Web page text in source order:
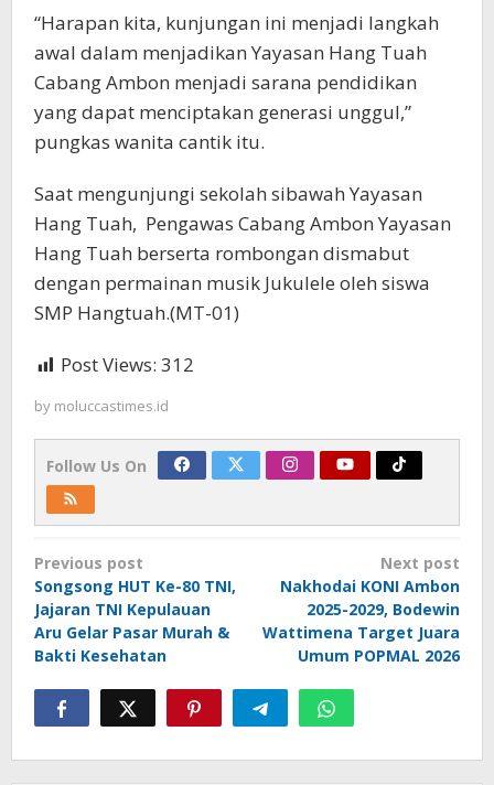
“Harapan kita, kunjungan ini menjadi langkah
awal dalam menjadikan Yayasan Hang Tuah
Cabang Ambon menjadi sarana pendidikan
yang dapat menciptakan generasi unggul,”
pungkas wanita cantik itu.
Saat mengunjungi sekolah sibawah Yayasan
Hang Tuah, Pengawas Cabang Ambon Yayasan
Hang Tuah berserta rombongan dismabut
dengan permainan musik Jukulele oleh siswa
SMP Hangtuah.(MT-01)
Post Views: 312
by moluccastimes.id
Follow Us On
Post
navigation
Previous post
Songsong HUT Ke-80 TNI,
Jajaran TNI Kepulauan
Aru Gelar Pasar Murah &
Bakti Kesehatan
Next post
Nakhodai KONI Ambon
2025-2029, Bodewin
Wattimena Target Juara
Umum POPMAL 2026